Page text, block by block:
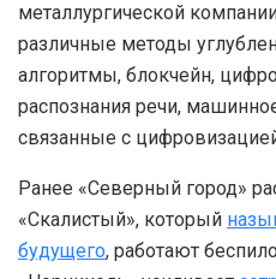
металлургической
различные методы
алгоритмы, блокчейн,
распознания речи,
связанные с
Ранее «Северный город»
«Скалистый», который
будущего, работают